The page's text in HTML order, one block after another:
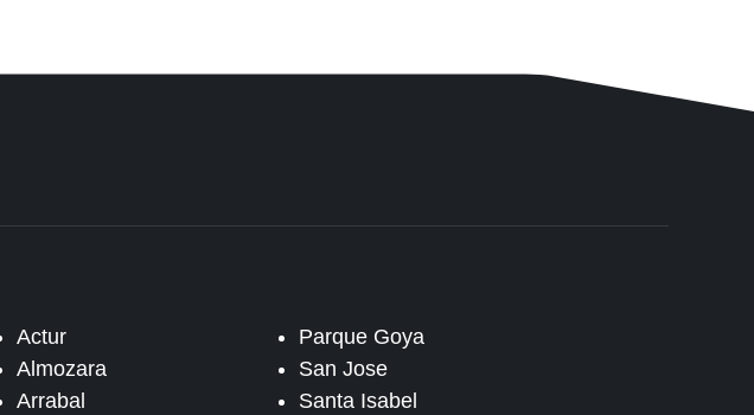
Actur
Almozara
Arrabal
Parque Goya
San Jose
Santa Isabel